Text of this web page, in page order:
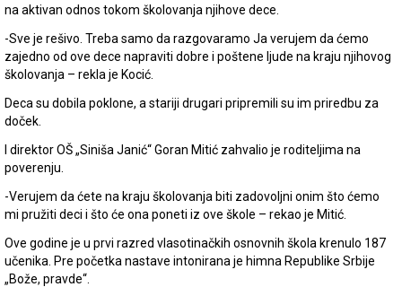
na aktivan odnos tokom školovanja njihove dece.
-Sve je rešivo. Treba samo da razgovaramo Ja verujem da ćemo
zajedno od ove dece napraviti dobre i poštene ljude na kraju njihovog
školovanja – rekla je Kocić.
Deca su dobila poklone, a stariji drugari pripremili su im priredbu za
doček.
I direktor OŠ „Siniša Janić“ Goran Mitić zahvalio je roditeljima na
poverenju.
-Verujem da ćete na kraju školovanja biti zadovoljni onim što ćemo
mi pružiti deci i što će ona poneti iz ove škole – rekao je Mitić.
Ove godine je u prvi razred vlasotinačkih osnovnih škola krenulo 187
učenika. Pre početka nastave intonirana je himna Republike Srbije
„Bože, pravde“.